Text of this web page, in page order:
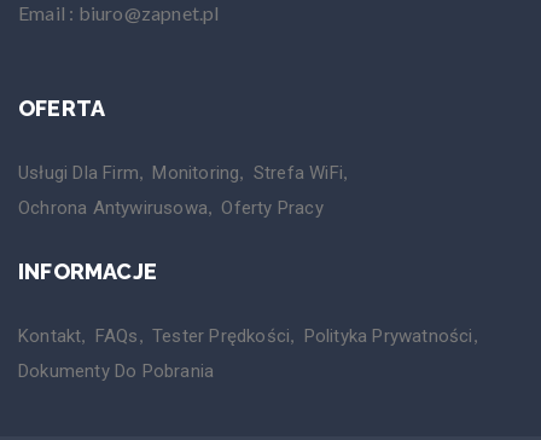
Email : biuro@zapnet.pl
OFERTA
Usługi Dla Firm Monitoring
Strefa WiFi
Ochrona Antywirusowa
Oferty Pracy
INFORMACJE
Kontakt FAQs Tester Prędkości
Polityka Prywatności
Dokumenty Do Pobrania